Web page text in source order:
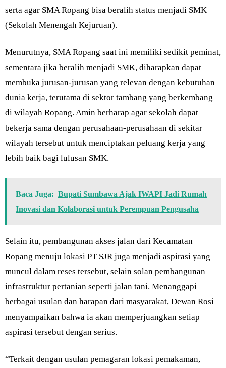
serta agar SMA Ropang bisa beralih status menjadi SMK
(Sekolah Menengah Kejuruan).
Menurutnya, SMA Ropang saat ini memiliki sedikit peminat,
sementara jika beralih menjadi SMK, diharapkan dapat
membuka jurusan-jurusan yang relevan dengan kebutuhan
dunia kerja, terutama di sektor tambang yang berkembang
di wilayah Ropang. Amin berharap agar sekolah dapat
bekerja sama dengan perusahaan-perusahaan di sekitar
wilayah tersebut untuk menciptakan peluang kerja yang
lebih baik bagi lulusan SMK.
Baca Juga: Bupati Sumbawa Ajak IWAPI Jadi Rumah
Inovasi dan Kolaborasi untuk Perempuan Pengusaha
Selain itu, pembangunan akses jalan dari Kecamatan
Ropang menuju lokasi PT SJR juga menjadi aspirasi yang
muncul dalam reses tersebut, selain solan pembangunan
infrastruktur pertanian seperti jalan tani. Menanggapi
berbagai usulan dan harapan dari masyarakat, Dewan Rosi
menyampaikan bahwa ia akan memperjuangkan setiap
aspirasi tersebut dengan serius.
“Terkait dengan usulan pemagaran lokasi pemakaman,